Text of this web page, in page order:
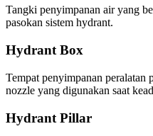
Tangki penyimpanan air yang
pasokan sistem hydrant.
Hydrant Box
Tempat penyimpanan peralatan
nozzle yang digunakan saat
Hydrant Pillar